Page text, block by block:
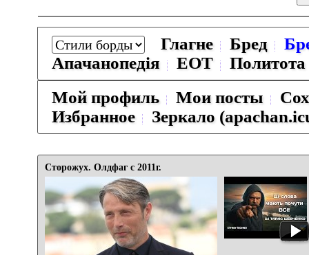
Глагне Бред
Апачанопедiя
ЕОТ
Политота
Мой профиль
Мои посты
Избранное
Зеркало
Сторожух. Олдфаг с 2011г.